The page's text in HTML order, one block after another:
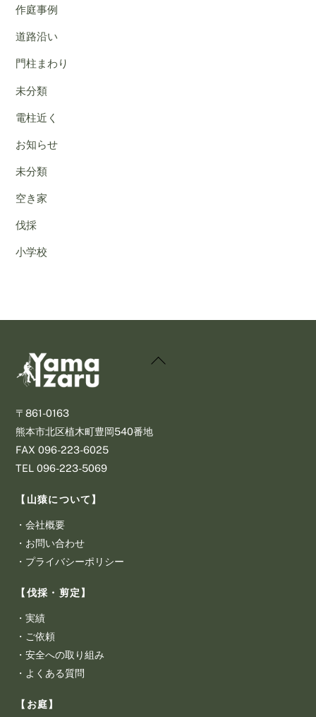
作庭事例
道路沿い
門柱まわり
未分類
電柱近く
お知らせ
未分類
空き家
伐採
小学校
Back
〒861-0163
熊本市北区植木町豊岡540番地
​FAX 096-223-6025
​TEL 096-223-5069
【山猿について】
・会社概要
・ お問い合わせ
・ プライバシーポリシー
【伐採・剪定】
・実績
・ ご依頼
・安全への取り組み
・ よくある質問
【お庭】